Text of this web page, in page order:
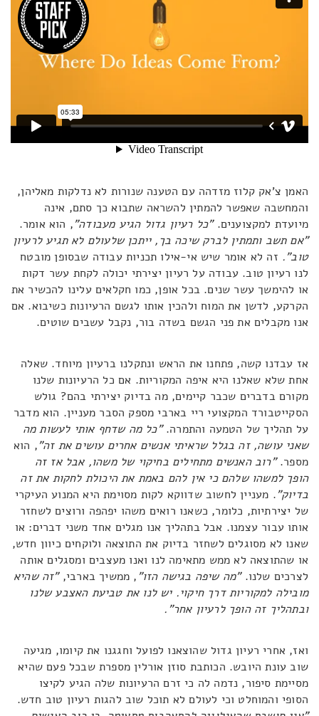
האמן צ'אק קלוז מזדהה עם הטענה שנורות לא נדלקות מאליהן,
והמחשבה שאפשר להמתין להשראה שתבוא כך סתם, אינה
מיועדת למקצוענים."כל רעיון גדול הגיע מעבודה", הוא אומר.
"אם תשב ותמתין לברק שיכה בך, ייתכן שלעולם לא תגיע לרעיון
טוב". זה לא אומר שיש אי-אילו תכניות עבודה שבסופן מובטח
לנו רעיון טוב. עבודה על רעיון יצירתי יכולה לקחת עשר דקות
או להימשך עשר שנים. בכל אופן, כמו חקלאים עלינו להכשיר את
הקרקע, לדשן את המוח ולהכין אותו לגשם הרעיונות כשיבוא. אם
אנו מקבלים את פני הגשם בשדה בור, נקבל עשבים שוטים.
אז עבדנו קשה, פתחנו את הראש ונתקלנו ברעיון מיוחד. שאלה
אחת שלא שאלנו היא איפה המקוריות. אם כל הרעיונות שלנו
מקורם בדברים שכבר קיימים, מה בדיוק יצירתי בהם? גולש
הסקייטבורד המקצועי ריי בארבי מספק הסבר מעניין. הוא מדבר
על תהליך של הטמעה והתמרה."כל מה שדחף אותי לעשות מה
שאני עושה, זה בגלל שראיתי אנשים אחרים עושים את זה", הוא
מספר."רוב האנשים מתחילים בחיקוי של משהו, אבל אז זה
הופך למשהו שלהם כי אין להם באמת את היכולת לחקות את זה
בדיוק". מעניין לחשוב שדווקא לקות מסוימת היא המנוע העיקרי
של יצירתיות, כלומר, כשאנו רואים משהו יפהפה ורוצים לשחזר
אותו עבור עצמנו. אבל בתהליך אנו מגלים אחד משני דברים: או
שאנו לא מסוגלים לשחזר בדיוק את התוצאה ולוקחים כיוון חדש,
או שהתוצאה לא ממש מתאימה לנו ואנו מעצבים ומסגלים אותה
לצרכים שלנו."מה שיפה בגישה הזו", ממשיך בארבי, "זה שהיא
מובילה למקוריות דרך חיקוי. יש לנו את טביעת האצבע שלנו
ובתהליך זה הופך לרעיון אחר".
ואז, אחרי רעיון גדול שהוצאנו לפועל וחגגנו את קיומו, מגיעה
שוב עונת היובש. הכותבת סוזן אורלין מספרת שבכל פעם שהיא
מסיימת סיפור, נדמה לה כי זרם הרעיונות שלה הגיע לקיצו
הסופי והמוחלט וכי לעולם לא תוכל שוב להגות רעיון טוב חדש.